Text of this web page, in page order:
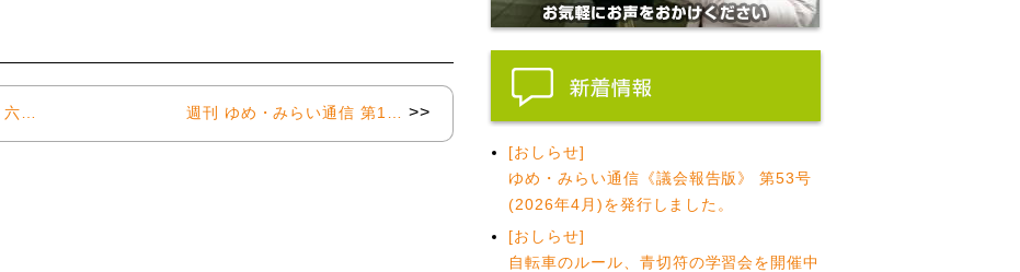
六… 週刊 ゆめ・みらい通信 第1… >>
[おしらせ]
ゆめ・みらい通信《議会報告版》 第53号
(2026年4月)を発行しました。
[おしらせ]
自転車のルール、青切符の学習会を開催中